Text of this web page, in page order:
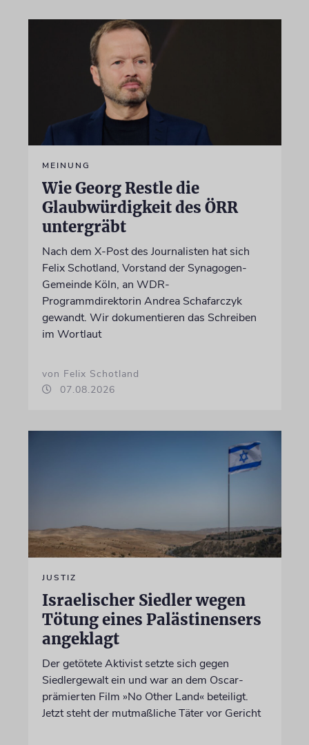
MEINUNG
Wie Georg Restle die
Glaubwürdigkeit des ÖRR
untergräbt
Nach dem X-Post des Journalisten hat sich
Felix Schotland, Vorstand der Synagogen-
Gemeinde Köln, an WDR-
Programmdirektorin Andrea Schafarczyk
gewandt. Wir dokumentieren das Schreiben
im Wortlaut
von Felix Schotland
07.08.2026
JUSTIZ
Israelischer Siedler wegen
Tötung eines Palästinensers
angeklagt
Der getötete Aktivist setzte sich gegen
Siedlergewalt ein und war an dem Oscar-
prämierten Film »No Other Land« beteiligt.
Jetzt steht der mutmaßliche Täter vor Gericht